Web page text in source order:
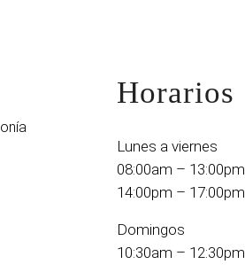
Horarios
Lunes a viernes
08:00am – 13:00pm
14:00pm – 17:00pm
Domingos
10:30am – 12:30pm